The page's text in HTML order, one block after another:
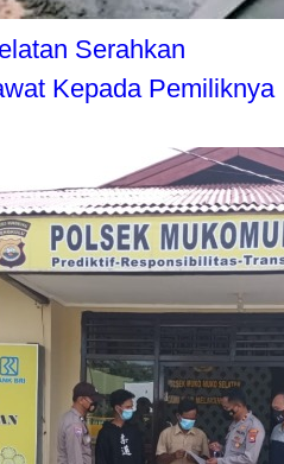
Serahkan
Kepada Pemiliknya